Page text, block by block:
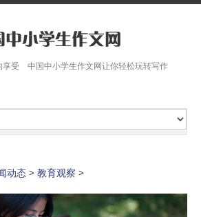
享受 中国中小学生作文网让你轻松玩转写作
动态 > 教育观察 >